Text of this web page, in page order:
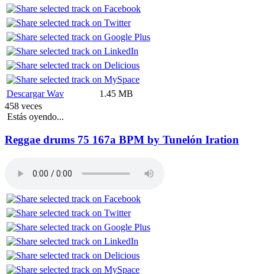
Descargar Wav
1.45 MB
458 veces
Estás oyendo...
Reggae drums 75 167a BPM by Tunelón Iration